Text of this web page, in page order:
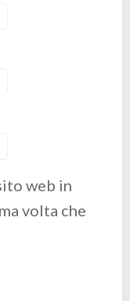
web in
volta che